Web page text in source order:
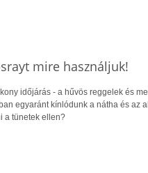
mire használjuk!
időjárás - a hűvös reggelek és
egyaránt kínlódunk a nátha és az
a tünetek ellen?